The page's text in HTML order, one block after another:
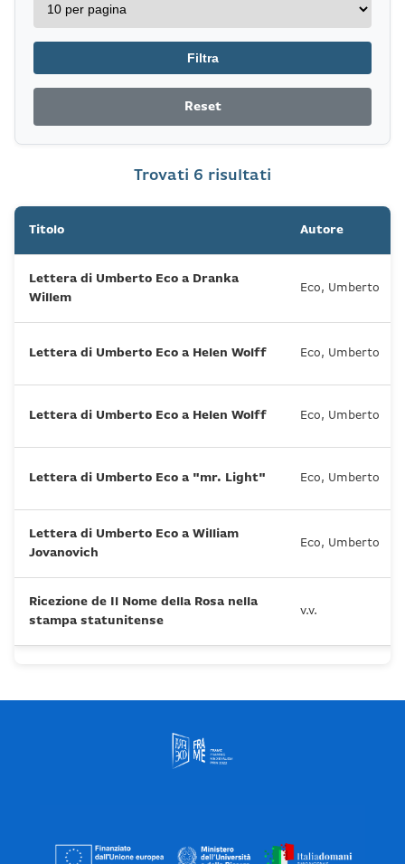
Filtra
Reset
Trovati 6 risultati
Titolo Autore
Lettera di Umberto Eco a Dranka
Willem
Eco, Umberto
Lettera di Umberto Eco a Helen Wolff Eco, Umberto
Lettera di Umberto Eco a Helen Wolff Eco, Umberto
Lettera di Umberto Eco a "mr. Light" Eco, Umberto
Lettera di Umberto Eco a William
Jovanovich
Eco, Umberto
Ricezione de Il Nome della Rosa nella
stampa statunitense
v.v.